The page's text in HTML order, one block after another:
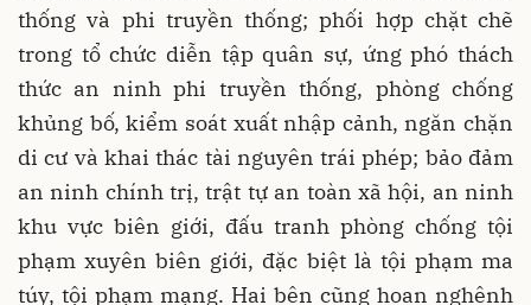
thống và phi truyền thống; phối hợp chặt chẽ
trong tổ chức diễn tập quân sự, ứng phó thách
thức an ninh phi truyền thống, phòng chống
khủng bố, kiểm soát xuất nhập cảnh, ngăn chặn
di cư và khai thác tài nguyên trái phép; bảo đảm
an ninh chính trị, trật tự an toàn xã hội, an ninh
khu vực biên giới, đấu tranh phòng chống tội
phạm xuyên biên giới, đặc biệt là tội phạm ma
túy, tội phạm mạng. Hai bên cũng hoan nghênh